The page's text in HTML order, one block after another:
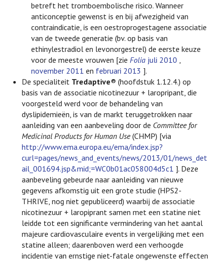
betreft het tromboembolische risico. Wanneer
anticonceptie gewenst is en bij afwezigheid van
contraindicatie, is een oestroprogestagene associatie
van de tweede generatie (bv. op basis van
ethinylestradiol en levonorgestrel) de eerste keuze
voor de meeste vrouwen [zieFolia juli 2010 ,
november 2011 en februari 2013 ].
De specialiteit Tredaptive® (hoofdstuk 1.12.4.) op
basis van de associatie nicotinezuur + laropripant, die
voorgesteld werd voor de behandeling van
dyslipidemieën, is van de markt teruggetrokken naar
aanleiding van een aanbeveling door de Committee for
Medicinal Products for Human Use(CHMP) [via
http://www.ema.europa.eu/ema/index.jsp?
curl=pages/news_and_events/news/2013/01/news_det
ail_001694.jsp&mid;=WC0b01ac058004d5c1 ]. Deze
aanbeveling gebeurde naar aanleiding van nieuwe
gegevens afkomstig uit een grote studie (HPS2-
THRIVE, nog niet gepubliceerd) waarbij de associatie
nicotinezuur + laropiprant samen met een statine niet
leidde tot een significante vermindering van het aantal
majeure cardiovasculaire events in vergelijking met een
statine alleen; daarenboven werd een verhoogde
incidentie van ernstige niet-fatale ongewenste effecten